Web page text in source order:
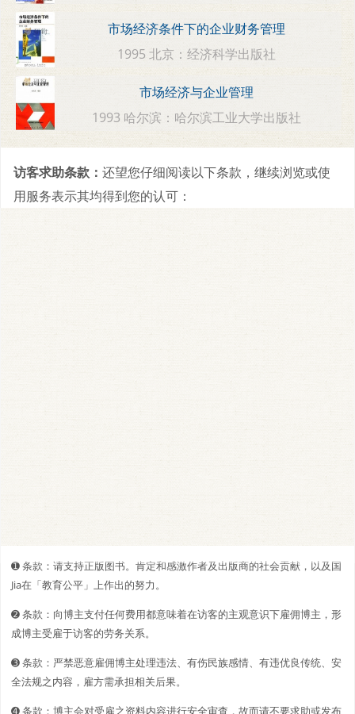
市场经济条件下的企业财务管理
1995 北京：经济科学出版社
市场经济与企业管理
1993 哈尔滨：哈尔滨工业大学出版社
访客求助条款： 还望您仔细阅读以下条款，继续浏览或使
用服务表示其均得到您的认可：
➊️ 条款：请支持正版图书。肯定和感激作者及出版商的社会贡献，以及国
Jia在「教育公平」上作出的努力。
➋️️ 条款：向博主支付任何费用都意味着在访客的主观意识下雇佣博主，形
成博主受雇于访客的劳务关系。
➌ 条款：严禁恶意雇佣博主处理违法、有伤民族感情、有违优良传统、安
全法规之内容，雇方需承担相关后果。
➍ 条款：博主会对受雇之资料内容进行安全审查，故而请不要求助或发布